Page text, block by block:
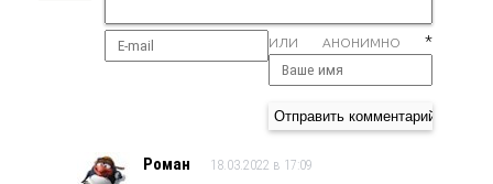
ИЛИ АНОНИМНО *
Роман 18.03.2022 в 17:09